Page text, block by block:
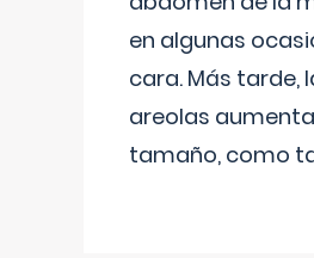
en algunas
cara. Más tarde,
areolas
tamaño, como